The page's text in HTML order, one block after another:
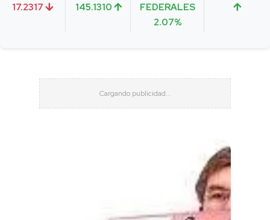
17.2317
145.1310
FEDERALES
2.07%